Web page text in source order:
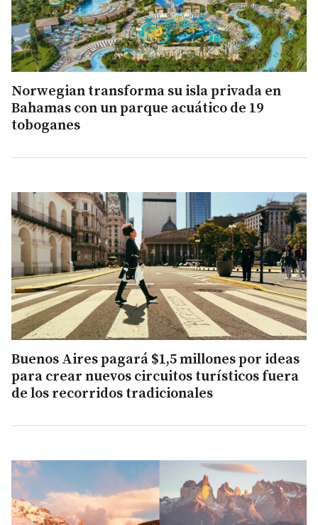
Norwegian transforma su isla privada en
Bahamas con un parque acuático de 19
toboganes
Buenos Aires pagará $1,5 millones por ideas
para crear nuevos circuitos turísticos fuera
de los recorridos tradicionales